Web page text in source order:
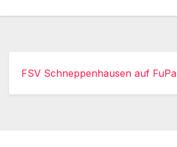
FSV Schneppenhausen auf FuPa